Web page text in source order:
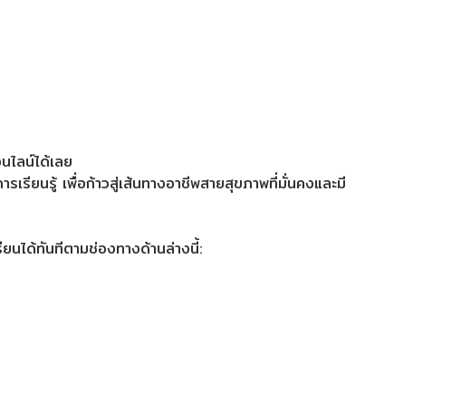
ไลน์ได้เลย
เรียนรู้ เพื่อก้าวสู่เส้นทางอาชีพสายสุขภาพที่มั่นคงและมี
นได้ทันทีตามช่องทางด้านล่างนี้: